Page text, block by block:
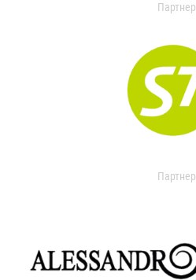
Партнер
Партнер